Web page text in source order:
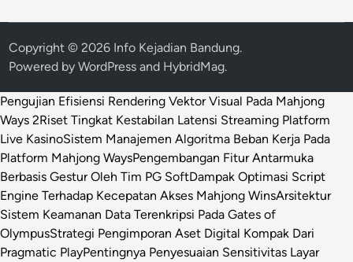
Copyright © 2026 Info Kejadian Bandung.
Powered byWordPress and HybridMag.
Pengujian Efisiensi Rendering Vektor Visual Pada Mahjong
Ways 2Riset Tingkat Kestabilan Latensi Streaming Platform
Live KasinoSistem Manajemen Algoritma Beban Kerja Pada
Platform Mahjong WaysPengembangan Fitur Antarmuka
Berbasis Gestur Oleh Tim PG SoftDampak Optimasi Script
Engine Terhadap Kecepatan Akses Mahjong WinsArsitektur
Sistem Keamanan Data Terenkripsi Pada Gates of
OlympusStrategi Pengimporan Aset Digital Kompak Dari
Pragmatic PlayPentingnya Penyesuaian Sensitivitas Layar